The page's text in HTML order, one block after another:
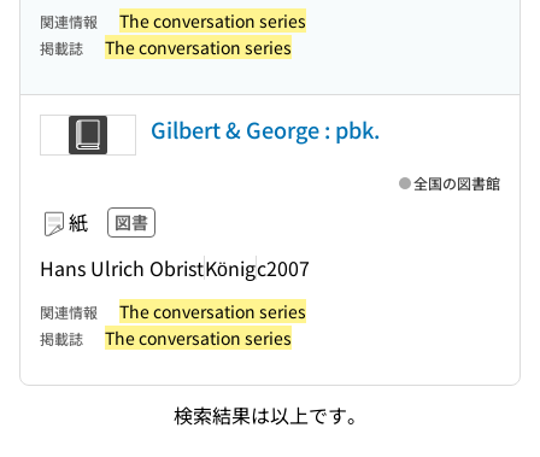
関連情報 The conversation series
掲載誌 The conversation series
Gilbert & George : pbk.
紙 図書
Hans Ulrich ObristKönigc2007
全国の図書館
関連情報 The conversation series
掲載誌 The conversation series
検索結果は以上です。